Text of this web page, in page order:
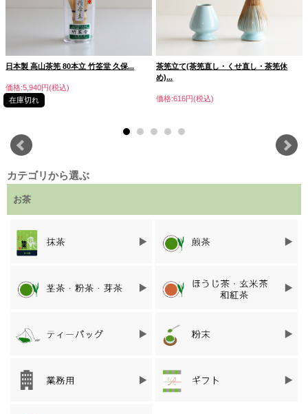
男性用と女性用では大きさが異なります。
枚数
日本製 高山茶筅 80本立 竹筌堂 久保...
価格:5,940円(税込)
在庫切れ
茶筅立て(茶筅直し・くせ直し・茶筅休
め)...
価格:616円(税込)
カテゴリから選ぶ
お茶